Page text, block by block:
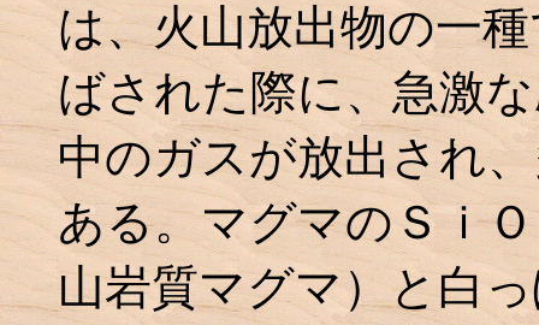
は、火山放出物の一
ばされた際に、急激
中のガスが放出され
ある。マグマのＳｉ
山岩質マグマ）と白